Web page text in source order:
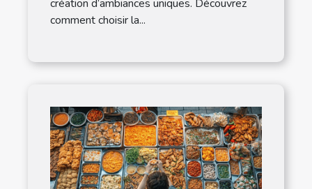
création d’ambiances uniques. Découvrez
comment choisir la...